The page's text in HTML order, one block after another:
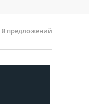
8 предложений